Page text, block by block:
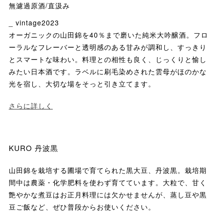
無濾過原酒/直汲み
_ vintage2023
オーガニックの山田錦を40％まで磨いた純米大吟醸酒。フロ
ーラルなフレーバーと透明感のある甘みが調和し、すっきり
とスマートな味わい。料理との相性も良く、じっくりと愉し
みたい日本酒です。ラベルに刷毛染めされた雲母がほのかな
光を宿し、大切な場をそっと引き立てます。
さらに詳しく
KURO 丹波黒
山田錦を栽培する圃場で育てられた黒大豆、丹波黒。栽培期
間中は農薬・化学肥料を使わず育てています。大粒で、甘く
艶やかな煮豆はお正月料理には欠かせませんが、蒸し豆や黒
豆ご飯など、ぜひ普段からお使いください。